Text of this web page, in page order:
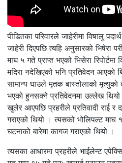
पीडितका परिवारले जाहेरीमा विषालु
जाहेरी दिएपछि त्यहि अनुसारको भिषेरा
माघ ५ गते प्राप्त भएको भिसेरा रिपोर्टमा
मदिरा नदेखिएको भनि प्रतिवेदन आएको
सामान्य घाउले मृतक बास्तोलाको मृत्युको
भएको हुनसक्ने प्रतिवेदनमा उल्लेख
खुलेर आएपछि प्रहरीले प्रतिवादी राई र
गराएको थियो । त्यसको भोलिपल्ट माघ
घटनाको बारेमा कागज गराएको थियो ।
त्यसका आधारमा प्रहरीले भाईलेन्ट